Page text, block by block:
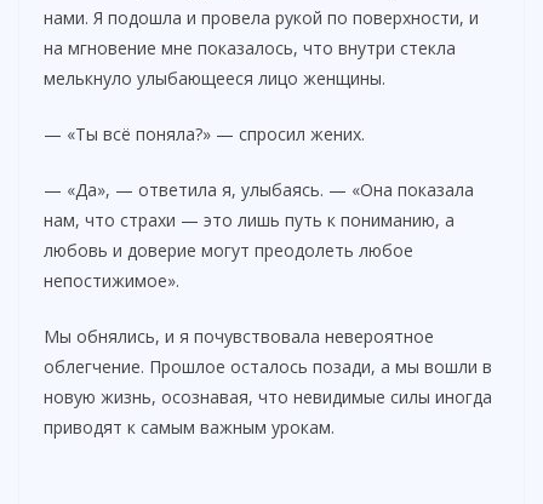
нами. Я подошла и провела рукой по поверхности, и
на мгновение мне показалось, что внутри стекла
мелькнуло улыбающееся лицо женщины.
— «Ты всё поняла?» — спросил жених.
— «Да», — ответила я, улыбаясь. — «Она показала
нам, что страхи — это лишь путь к пониманию, а
любовь и доверие могут преодолеть любое
непостижимое».
Мы обнялись, и я почувствовала невероятное
облегчение. Прошлое осталось позади, а мы вошли в
новую жизнь, осознавая, что невидимые силы иногда
приводят к самым важным урокам.